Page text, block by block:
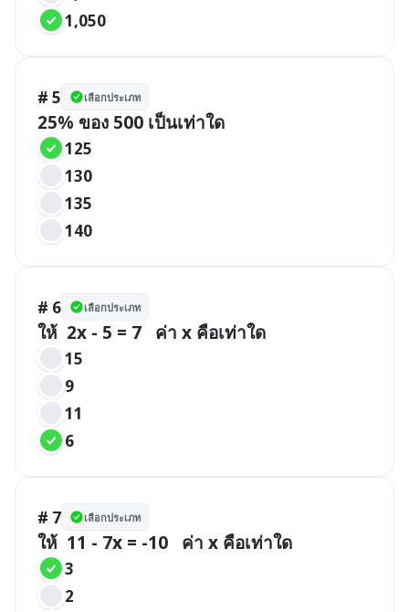
1,050
# 5 เลือกประเภท
25% ของ 500 เป็นเท่าใด
125
130
135
140
# 6 เลือกประเภท
ให้  2x - 5 = 7   ค่า x คือเท่าใด
15
9
11
6
# 7 เลือกประเภท
ให้  11 - 7x = -10   ค่า x คือเท่าใด
3
2